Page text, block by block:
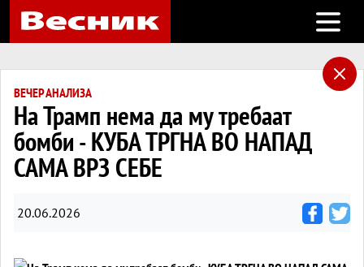
Open
ВЕЧЕР АНАЛИЗА
На Трамп нема да му требаат
бомби - КУБА ТРГНА ВО НАПАД
САМА ВРЗ СЕБЕ
20.06.2026